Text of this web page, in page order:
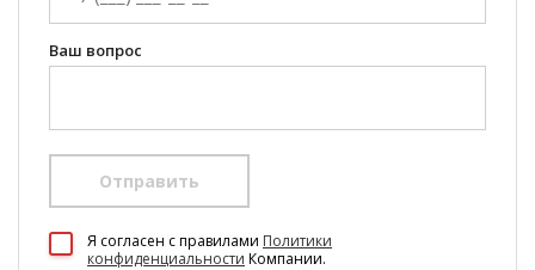
Ваш вопрос
Отправить
Я согласен c правилами Политики
конфиденциальности Компании.